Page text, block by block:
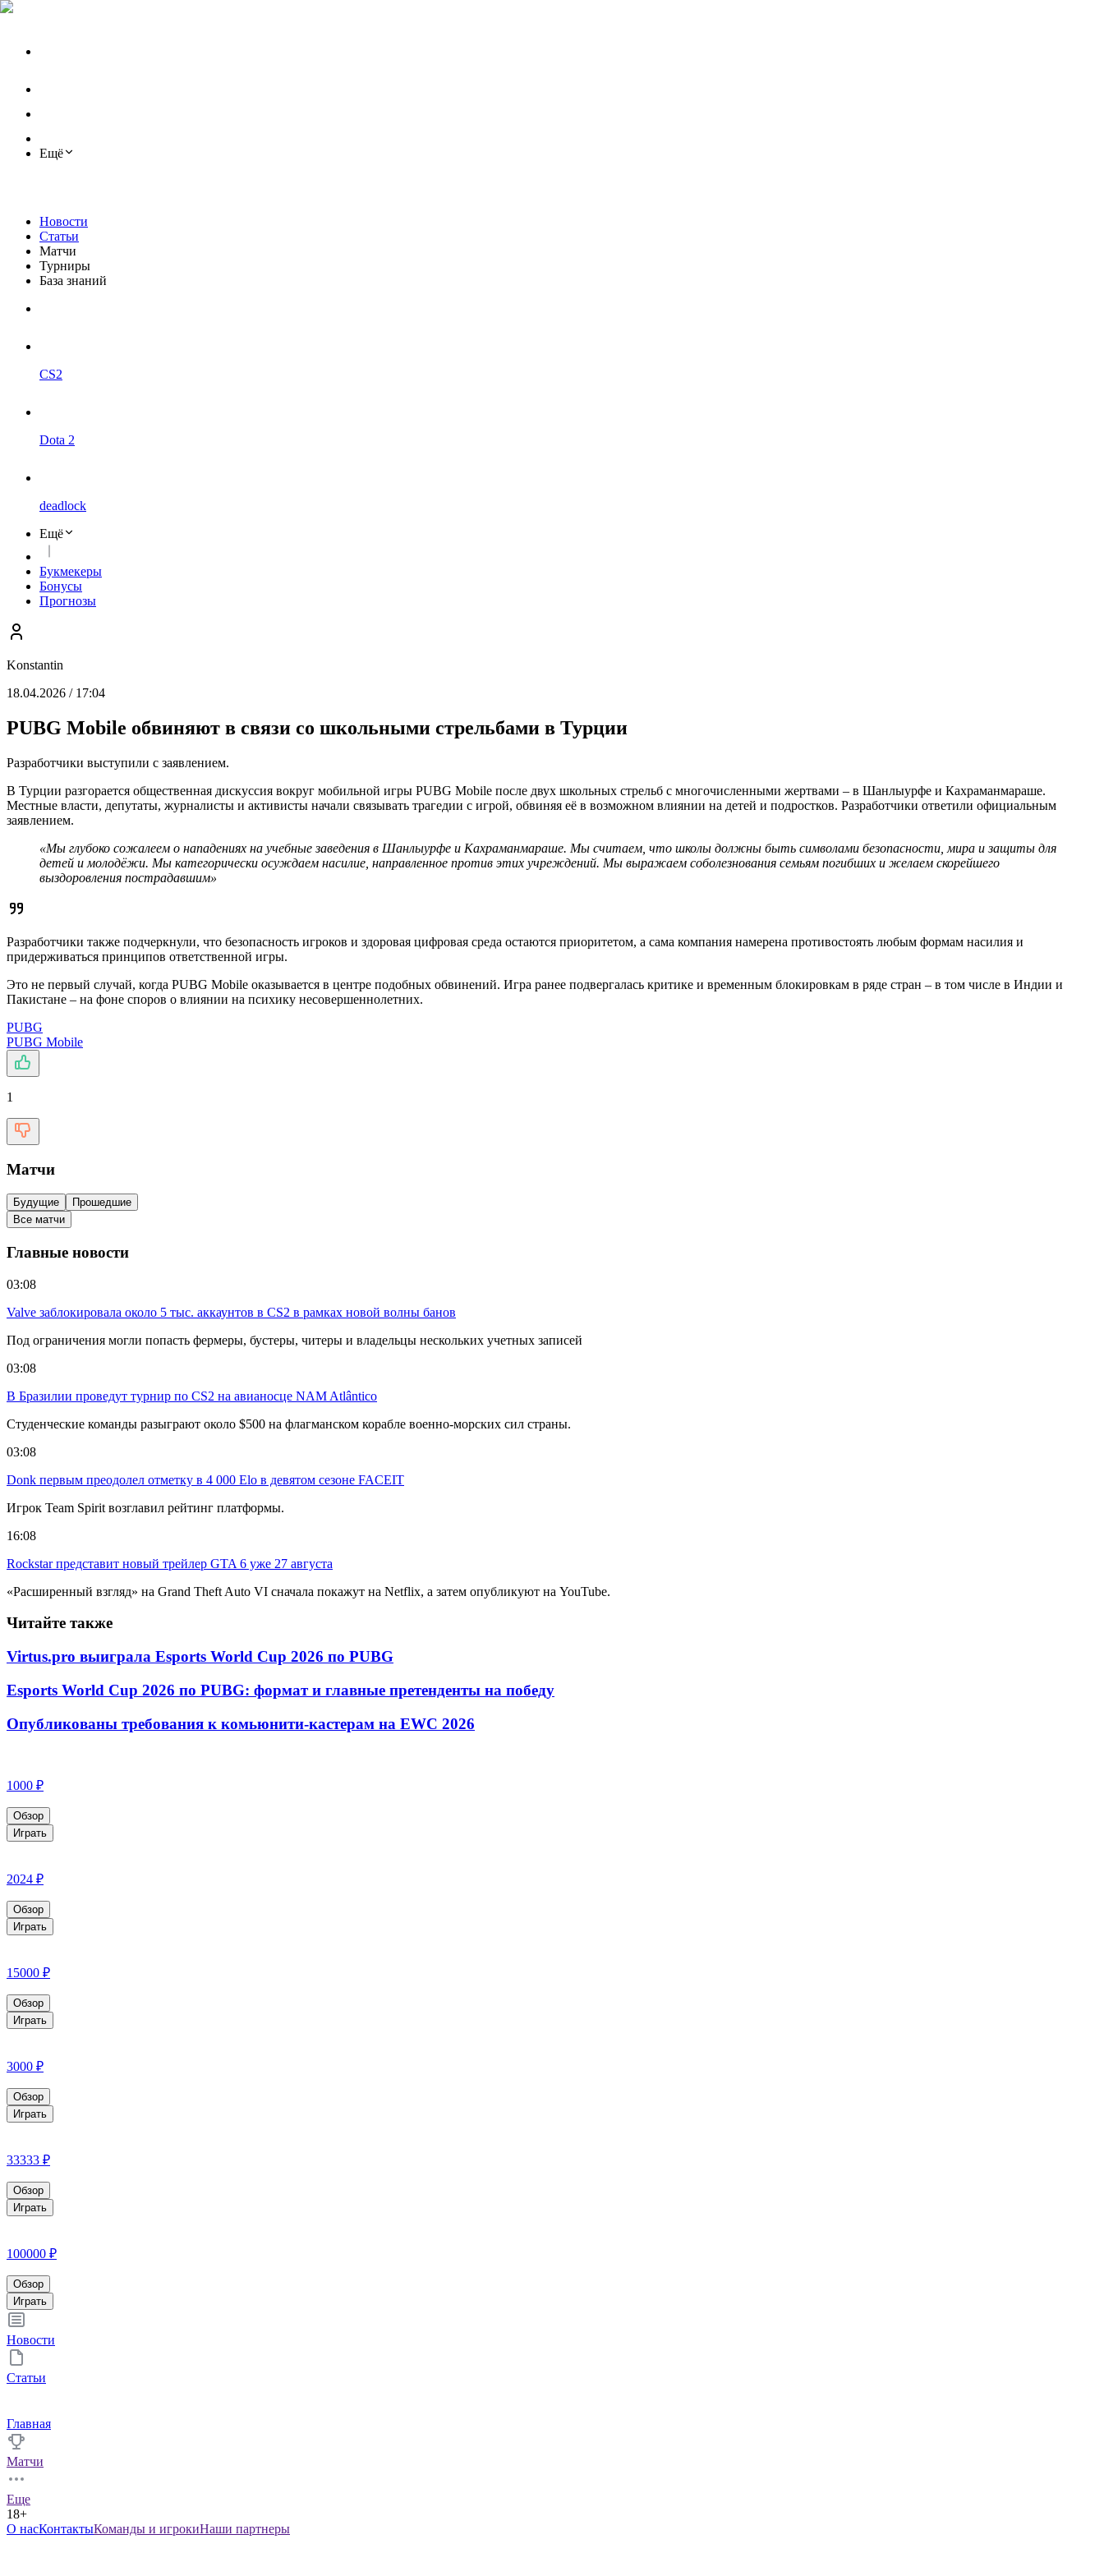
Ещё
Новости
Статьи
Матчи
Турниры
База знаний
CS2
Dota 2
deadlock
Ещё
Букмекеры
Бонусы
Прогнозы
Konstantin
18.04.2026 / 17:04
PUBG Mobile обвиняют в связи со школьными стрельбами в Турции
Разработчики выступили с заявлением.
В Турции разгорается общественная дискуссия вокруг мобильной игры PUBG Mobile после двух школьных стрельб с многочисленными жертвами – в Шанлыурфе и Кахраманмараше.
Местные власти, депутаты, журналисты и активисты начали связывать трагедии с игрой, обвиняя её в возможном влиянии на детей и подростков. Разработчики ответили официальным
заявлением.
«Мы глубоко сожалеем о нападениях на учебные заведения в Шанлыурфе и Кахраманмараше. Мы считаем, что школы должны быть символами безопасности, мира и защиты для
детей и молодёжи. Мы категорически осуждаем насилие, направленное против этих учреждений. Мы выражаем соболезнования семьям погибших и желаем скорейшего
выздоровления пострадавшим»
Разработчики также подчеркнули, что безопасность игроков и здоровая цифровая среда остаются приоритетом, а сама компания намерена противостоять любым формам насилия и
придерживаться принципов ответственной игры.
Это не первый случай, когда PUBG Mobile оказывается в центре подобных обвинений. Игра ранее подвергалась критике и временным блокировкам в ряде стран – в том числе в Индии и
Пакистане – на фоне споров о влиянии на психику несовершеннолетних.
PUBG
PUBG Mobile
1
Матчи
Будущие
Прошедшие
Все матчи
Главные новости
03:08
Valve заблокировала около 5 тыс. аккаунтов в CS2 в рамках новой волны банов
Под ограничения могли попасть фермеры, бустеры, читеры и владельцы нескольких учетных записей
03:08
В Бразилии проведут турнир по CS2 на авианосце NAM Atlântico
Студенческие команды разыграют около $500 на флагманском корабле военно-морских сил страны.
03:08
Donk первым преодолел отметку в 4 000 Elo в девятом сезоне FACEIT
Игрок Team Spirit возглавил рейтинг платформы.
16:08
Rockstar представит новый трейлер GTA 6 уже 27 августа
«Расширенный взгляд» на Grand Theft Auto VI сначала покажут на Netflix, а затем опубликуют на YouTube.
Читайте также
Virtus.pro выиграла Esports World Cup 2026 по PUBG
Esports World Cup 2026 по PUBG: формат и главные претенденты на победу
Опубликованы требования к комьюнити-кастерам на EWC 2026
1000 ₽
Обзор
Играть
2024 ₽
Обзор
Играть
15000 ₽
Обзор
Играть
3000 ₽
Обзор
Играть
33333 ₽
Обзор
Играть
100000 ₽
Обзор
Играть
Новости
Статьи
Главная
Матчи
Еще
18+
О насКонтактыКоманды и игрокиНаши партнеры